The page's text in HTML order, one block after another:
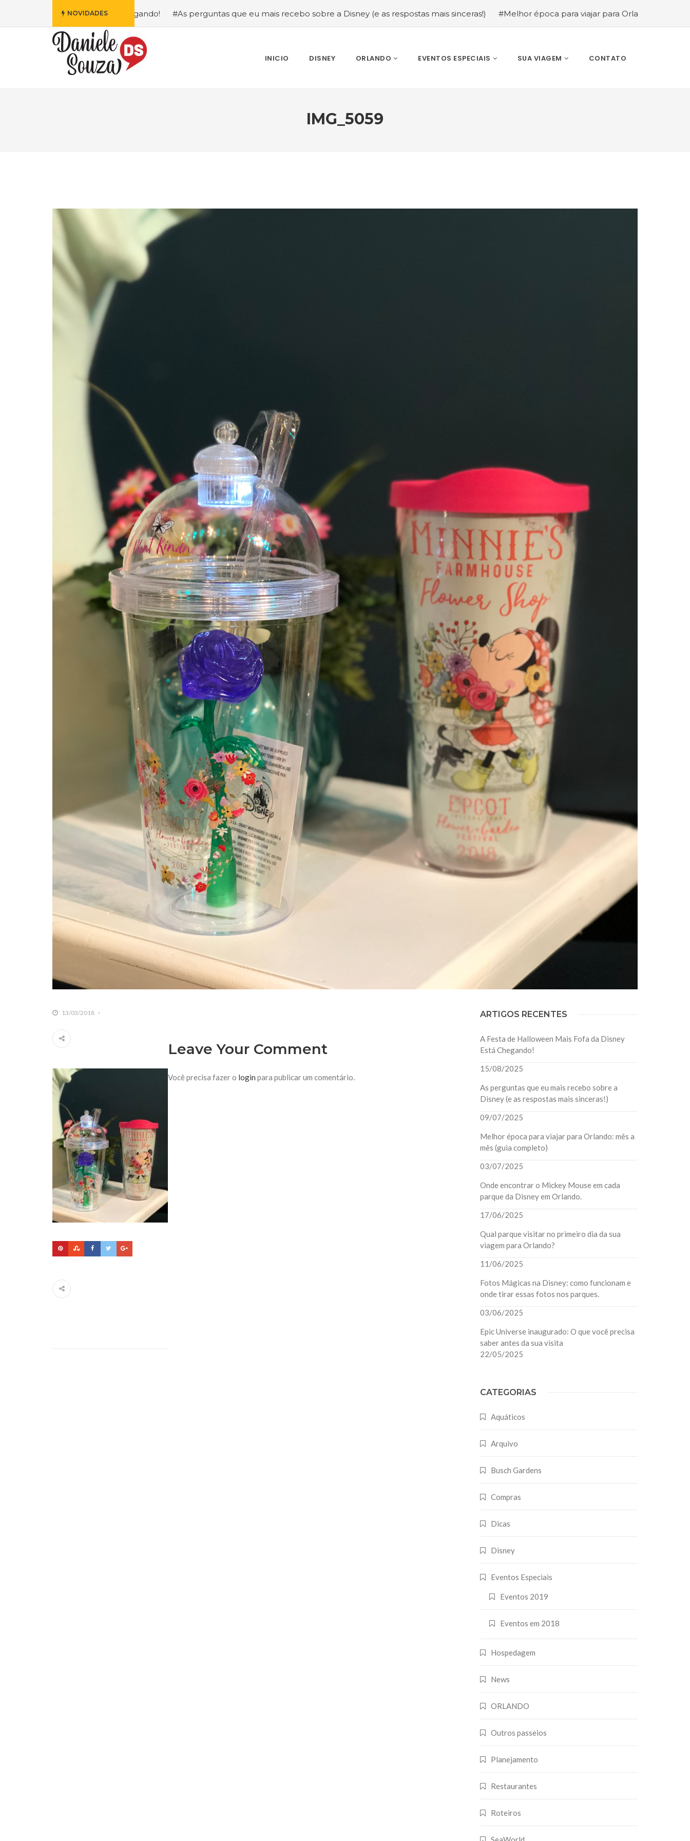
NOVIDADES
Está Chegando! #As perguntas que eu mais recebo sobre a Disney (e as respostas mais sinceras!) #Melhor época para viajar para Orlando: mês a mês (guia completo)
INICIO DISNEY ORLANDO EVENTOS ESPECIAIS SUA VIAGEM CONTATO
IMG_5059
13/03/2018
Leave Your Comment
Você precisa fazer o login para publicar um comentário.
ARTIGOS RECENTES
A Festa de Halloween Mais Fofa da Disney
Está Chegando!
15/08/2025
As perguntas que eu mais recebo sobre a
Disney (e as respostas mais sinceras!)
09/07/2025
Melhor época para viajar para Orlando: mês a
mês (guia completo)
03/07/2025
Onde encontrar o Mickey Mouse em cada
parque da Disney em Orlando.
17/06/2025
Qual parque visitar no primeiro dia da sua
viagem para Orlando?
11/06/2025
Fotos Mágicas na Disney: como funcionam e
onde tirar essas fotos nos parques.
03/06/2025
Epic Universe inaugurado: O que você precisa
saber antes da sua visita
22/05/2025
CATEGORIAS
Aquáticos
Arquivo
Busch Gardens
Compras
Dicas
Disney
Eventos Especiais
Eventos 2019
Eventos em 2018
Hospedagem
News
ORLANDO
Outros passeios
Planejamento
Restaurantes
Roteiros